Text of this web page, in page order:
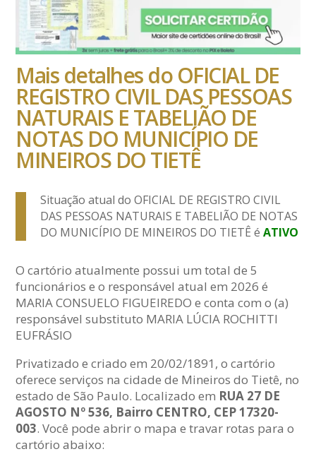
Mais detalhes do OFICIAL DE
REGISTRO CIVIL DAS PESSOAS
NATURAIS E TABELIÃO DE
NOTAS DO MUNICÍPIO DE
MINEIROS DO TIETÊ
Situação atual do OFICIAL DE REGISTRO CIVIL
DAS PESSOAS NATURAIS E TABELIÃO DE NOTAS
DO MUNICÍPIO DE MINEIROS DO TIETÊ éATIVO
O cartório atualmente possui um total de 5
funcionários e o responsável atual em 2026 é
MARIA CONSUELO FIGUEIREDO e conta com o (a)
responsável substituto MARIA LÚCIA ROCHITTI
EUFRÁSIO
Privatizado e criado em 20/02/1891, o cartório
oferece serviços na cidade de Mineiros do Tietê, no
estado de São Paulo. Localizado em RUA 27 DE
AGOSTO Nº 536, Bairro CENTRO, CEP 17320-
003. Você pode abrir o mapa e travar rotas para o
cartório abaixo: